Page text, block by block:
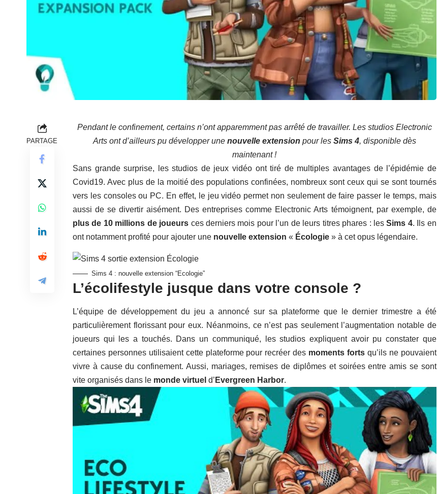
PARTAGE
Pendant le confinement, certains n’ont apparemment pas arrêté de travailler. Les studios Electronic
Arts ont d’ailleurs pu développer une nouvelle extension pour les Sims 4, disponible dès
maintenant !
Sans grande surprise, les studios de jeux vidéo ont tiré de multiples avantages de l’épidémie de
Covid19. Avec plus de la moitié des populations confinées, nombreux sont ceux qui se sont tournés
vers les consoles ou PC. En effet, le jeu vidéo permet non seulement de faire passer le temps, mais
aussi de se divertir aisément. Des entreprises comme Electronic Arts témoignent, par exemple, de
plus de 10 millions de joueurs ces derniers mois pour l’un de leurs titres phares : lesSims 4. Ils en
ont notamment profité pour ajouter une nouvelle extension « Écologie » à cet opus légendaire.
Sims 4 : nouvelle extension “Ecologie”
L’écolifestyle jusque dans votre console ?
L’équipe de développement du jeu a annoncé sur sa plateforme que le dernier trimestre a été
particulièrement florissant pour eux. Néanmoins, ce n’est pas seulement l’augmentation notable de
joueurs qui les a touchés. Dans un communiqué, les studios expliquent avoir pu constater que
certaines personnes utilisaient cette plateforme pour recréer des moments forts qu’ils ne pouvaient
vivre à cause du confinement. Aussi, mariages, remises de diplômes et soirées entre amis se sont
vite organisés dans le monde virtuel d’ Evergreen Harbor.